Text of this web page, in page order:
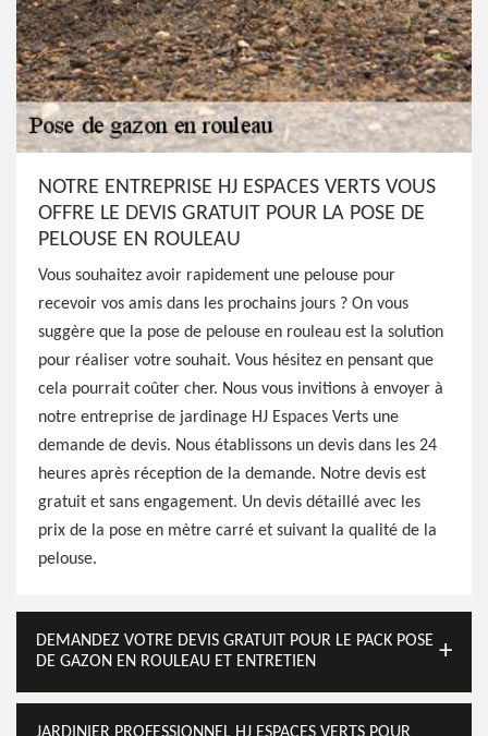
NOTRE ENTREPRISE HJ ESPACES VERTS VOUS
OFFRE LE DEVIS GRATUIT POUR LA POSE DE
PELOUSE EN ROULEAU
Vous souhaitez avoir rapidement une pelouse pour
recevoir vos amis dans les prochains jours ? On vous
suggère que la pose de pelouse en rouleau est la solution
pour réaliser votre souhait. Vous hésitez en pensant que
cela pourrait coûter cher. Nous vous invitions à envoyer à
notre entreprise de jardinage HJ Espaces Verts une
demande de devis. Nous établissons un devis dans les 24
heures après réception de la demande. Notre devis est
gratuit et sans engagement. Un devis détaillé avec les
prix de la pose en mètre carré et suivant la qualité de la
pelouse.
DEMANDEZ VOTRE DEVIS GRATUIT POUR LE PACK POSE
DE GAZON EN ROULEAU ET ENTRETIEN